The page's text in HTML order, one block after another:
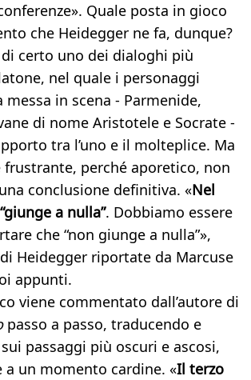
Quale posta in gioco
che Heidegger ne fa, dunque?
certo uno dei dialoghi più
nel quale i personaggi
in scena - Parmenide,
di nome Aristotele e Socrate -
tra l’uno e il molteplice. Ma
frustrante, perché aporetico, non
conclusione definitiva. «Nel
a nulla”. Dobbiamo essere
che “non giunge a nulla”»,
Heidegger riportate da Marcuse
appunti.
viene commentato dall’autore di
passo a passo, traducendo e
passaggi più oscuri e ascosi,
a un momento cardine. «Il terzo